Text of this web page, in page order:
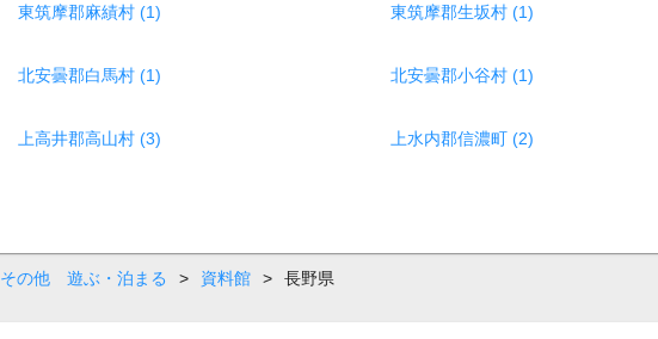
東筑摩郡麻績村 (1) 東筑摩郡生坂村 (1)
北安曇郡白馬村 (1) 北安曇郡小谷村 (1)
上高井郡高山村 (3) 上水内郡信濃町 (2)
その他 遊ぶ・泊まる > 資料館 > 長野県